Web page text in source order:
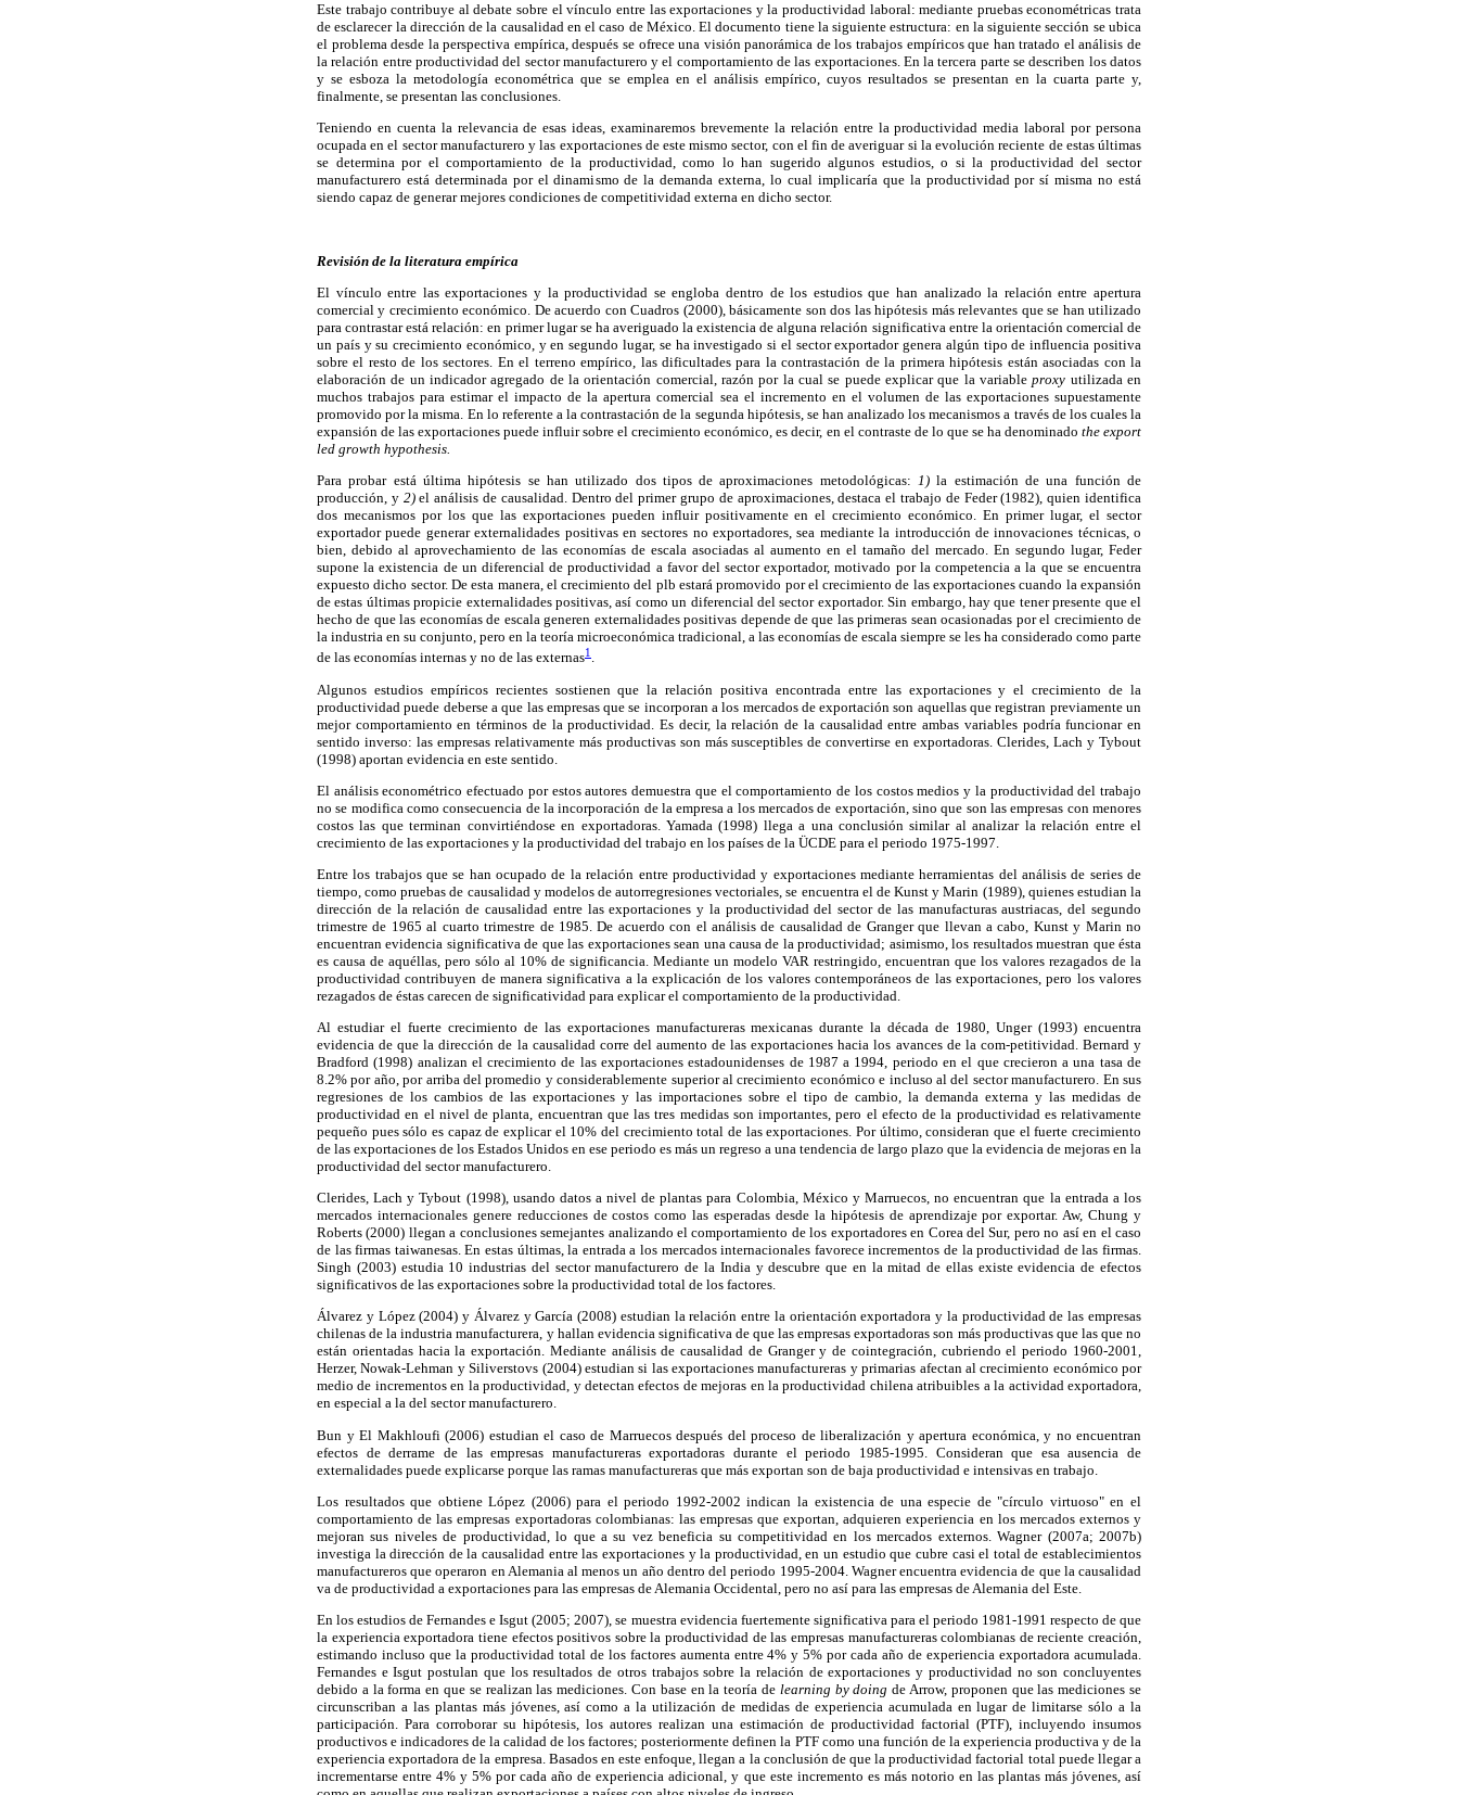
Este trabajo contribuye al debate sobre el vínculo entre las exportaciones y la productividad laboral: mediante pruebas econométricas trata
de esclarecer la dirección de la causalidad en el caso de México. El documento tiene la siguiente estructura: en la siguiente sección se ubica
el problema desde la perspectiva empírica, después se ofrece una visión panorámica de los trabajos empíricos que han tratado el análisis de
la relación entre productividad del sector manufacturero y el comportamiento de las exportaciones. En la tercera parte se describen los datos
y se esboza la metodología econométrica que se emplea en el análisis empírico, cuyos resultados se presentan en la cuarta parte y,
finalmente, se presentan las conclusiones.
Teniendo en cuenta la relevancia de esas ideas, examinaremos brevemente la relación entre la productividad media laboral por persona
ocupada en el sector manufacturero y las exportaciones de este mismo sector, con el fin de averiguar si la evolución reciente de estas últimas
se determina por el comportamiento de la productividad, como lo han sugerido algunos estudios, o si la productividad del sector
manufacturero está determinada por el dinamismo de la demanda externa, lo cual implicaría que la productividad por sí misma no está
siendo capaz de generar mejores condiciones de competitividad externa en dicho sector.
Revisión de la literatura empírica
El vínculo entre las exportaciones y la productividad se engloba dentro de los estudios que han analizado la relación entre apertura
comercial y crecimiento económico. De acuerdo con Cuadros (2000), básicamente son dos las hipótesis más relevantes que se han utilizado
para contrastar está relación: en primer lugar se ha averiguado la existencia de alguna relación significativa entre la orientación comercial de
un país y su crecimiento económico, y en segundo lugar, se ha investigado si el sector exportador genera algún tipo de influencia positiva
sobre el resto de los sectores. En el terreno empírico, las dificultades para la contrastación de la primera hipótesis están asociadas con la
elaboración de un indicador agregado de la orientación comercial, razón por la cual se puede explicar que la variableproxy utilizada en
muchos trabajos para estimar el impacto de la apertura comercial sea el incremento en el volumen de las exportaciones supuestamente
promovido por la misma. En lo referente a la contrastación de la segunda hipótesis, se han analizado los mecanismos a través de los cuales la
expansión de las exportaciones puede influir sobre el crecimiento económico, es decir, en el contraste de lo que se ha denominado the export
led growth hypothesis.
Para probar está última hipótesis se han utilizado dos tipos de aproximaciones metodológicas:1) la estimación de una función de
producción, y 2)el análisis de causalidad. Dentro del primer grupo de aproximaciones, destaca el trabajo de Feder (1982), quien identifica
dos mecanismos por los que las exportaciones pueden influir positivamente en el crecimiento económico. En primer lugar, el sector
exportador puede generar externalidades positivas en sectores no exportadores, sea mediante la introducción de innovaciones técnicas, o
bien, debido al aprovechamiento de las economías de escala asociadas al aumento en el tamaño del mercado. En segundo lugar, Feder
supone la existencia de un diferencial de productividad a favor del sector exportador, motivado por la competencia a la que se encuentra
expuesto dicho sector. De esta manera, el crecimiento del plb estará promovido por el crecimiento de las exportaciones cuando la expansión
de estas últimas propicie externalidades positivas, así como un diferencial del sector exportador. Sin embargo, hay que tener presente que el
hecho de que las economías de escala generen externalidades positivas depende de que las primeras sean ocasionadas por el crecimiento de
la industria en su conjunto, pero en la teoría microeconómica tradicional, a las economías de escala siempre se les ha considerado como parte
de las economías internas y no de las externas1 .
Algunos estudios empíricos recientes sostienen que la relación positiva encontrada entre las exportaciones y el crecimiento de la
productividad puede deberse a que las empresas que se incorporan a los mercados de exportación son aquellas que registran previamente un
mejor comportamiento en términos de la productividad. Es decir, la relación de la causalidad entre ambas variables podría funcionar en
sentido inverso: las empresas relativamente más productivas son más susceptibles de convertirse en exportadoras. Clerides, Lach y Tybout
(1998) aportan evidencia en este sentido.
El análisis econométrico efectuado por estos autores demuestra que el comportamiento de los costos medios y la productividad del trabajo
no se modifica como consecuencia de la incorporación de la empresa a los mercados de exportación, sino que son las empresas con menores
costos las que terminan convirtiéndose en exportadoras. Yamada (1998) llega a una conclusión similar al analizar la relación entre el
crecimiento de las exportaciones y la productividad del trabajo en los países de la ÜCDE para el periodo 1975-1997.
Entre los trabajos que se han ocupado de la relación entre productividad y exportaciones mediante herramientas del análisis de series de
tiempo, como pruebas de causalidad y modelos de autorregresiones vectoriales, se encuentra el de Kunst y Marin (1989), quienes estudian la
dirección de la relación de causalidad entre las exportaciones y la productividad del sector de las manufacturas austriacas, del segundo
trimestre de 1965 al cuarto trimestre de 1985. De acuerdo con el análisis de causalidad de Granger que llevan a cabo, Kunst y Marin no
encuentran evidencia significativa de que las exportaciones sean una causa de la productividad; asimismo, los resultados muestran que ésta
es causa de aquéllas, pero sólo al 10% de significancia. Mediante un modelo VAR restringido, encuentran que los valores rezagados de la
productividad contribuyen de manera significativa a la explicación de los valores contemporáneos de las exportaciones, pero los valores
rezagados de éstas carecen de significatividad para explicar el comportamiento de la productividad.
Al estudiar el fuerte crecimiento de las exportaciones manufactureras mexicanas durante la década de 1980, Unger (1993) encuentra
evidencia de que la dirección de la causalidad corre del aumento de las exportaciones hacia los avances de la com-petitividad. Bernard y
Bradford (1998) analizan el crecimiento de las exportaciones estadounidenses de 1987 a 1994, periodo en el que crecieron a una tasa de
8.2% por año, por arriba del promedio y considerablemente superior al crecimiento económico e incluso al del sector manufacturero. En sus
regresiones de los cambios de las exportaciones y las importaciones sobre el tipo de cambio, la demanda externa y las medidas de
productividad en el nivel de planta, encuentran que las tres medidas son importantes, pero el efecto de la productividad es relativamente
pequeño pues sólo es capaz de explicar el 10% del crecimiento total de las exportaciones. Por último, consideran que el fuerte crecimiento
de las exportaciones de los Estados Unidos en ese periodo es más un regreso a una tendencia de largo plazo que la evidencia de mejoras en la
productividad del sector manufacturero.
Clerides, Lach y Tybout (1998), usando datos a nivel de plantas para Colombia, México y Marruecos, no encuentran que la entrada a los
mercados internacionales genere reducciones de costos como las esperadas desde la hipótesis de aprendizaje por exportar. Aw, Chung y
Roberts (2000) llegan a conclusiones semejantes analizando el comportamiento de los exportadores en Corea del Sur, pero no así en el caso
de las firmas taiwanesas. En estas últimas, la entrada a los mercados internacionales favorece incrementos de la productividad de las firmas.
Singh (2003) estudia 10 industrias del sector manufacturero de la India y descubre que en la mitad de ellas existe evidencia de efectos
significativos de las exportaciones sobre la productividad total de los factores.
Álvarez y López (2004) y Álvarez y García (2008) estudian la relación entre la orientación exportadora y la productividad de las empresas
chilenas de la industria manufacturera, y hallan evidencia significativa de que las empresas exportadoras son más productivas que las que no
están orientadas hacia la exportación. Mediante análisis de causalidad de Granger y de cointegración, cubriendo el periodo 1960-2001,
Herzer, Nowak-Lehman y Siliverstovs (2004) estudian si las exportaciones manufactureras y primarias afectan al crecimiento económico por
medio de incrementos en la productividad, y detectan efectos de mejoras en la productividad chilena atribuibles a la actividad exportadora,
en especial a la del sector manufacturero.
Bun y El Makhloufi (2006) estudian el caso de Marruecos después del proceso de liberalización y apertura económica, y no encuentran
efectos de derrame de las empresas manufactureras exportadoras durante el periodo 1985-1995. Consideran que esa ausencia de
externalidades puede explicarse porque las ramas manufactureras que más exportan son de baja productividad e intensivas en trabajo.
Los resultados que obtiene López (2006) para el periodo 1992-2002 indican la existencia de una especie de "círculo virtuoso" en el
comportamiento de las empresas exportadoras colombianas: las empresas que exportan, adquieren experiencia en los mercados externos y
mejoran sus niveles de productividad, lo que a su vez beneficia su competitividad en los mercados externos. Wagner (2007a; 2007b)
investiga la dirección de la causalidad entre las exportaciones y la productividad, en un estudio que cubre casi el total de establecimientos
manufactureros que operaron en Alemania al menos un año dentro del periodo 1995-2004. Wagner encuentra evidencia de que la causalidad
va de productividad a exportaciones para las empresas de Alemania Occidental, pero no así para las empresas de Alemania del Este.
En los estudios de Fernandes e Isgut (2005; 2007), se muestra evidencia fuertemente significativa para el periodo 1981-1991 respecto de que
la experiencia exportadora tiene efectos positivos sobre la productividad de las empresas manufactureras colombianas de reciente creación,
estimando incluso que la productividad total de los factores aumenta entre 4% y 5% por cada año de experiencia exportadora acumulada.
Fernandes e Isgut postulan que los resultados de otros trabajos sobre la relación de exportaciones y productividad no son concluyentes
debido a la forma en que se realizan las mediciones. Con base en la teoría de learning by doing de Arrow, proponen que las mediciones se
circunscriban a las plantas más jóvenes, así como a la utilización de medidas de experiencia acumulada en lugar de limitarse sólo a la
participación. Para corroborar su hipótesis, los autores realizan una estimación de productividad factorial (PTF), incluyendo insumos
productivos e indicadores de la calidad de los factores; posteriormente definen la PTF como una función de la experiencia productiva y de la
experiencia exportadora de la empresa. Basados en este enfoque, llegan a la conclusión de que la productividad factorial total puede llegar a
incrementarse entre 4% y 5% por cada año de experiencia adicional, y que este incremento es más notorio en las plantas más jóvenes, así